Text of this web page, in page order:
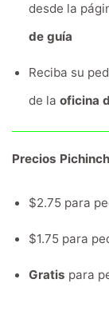
desde la
de guía
Reciba su
de la oficina
Precios
$2.75 para
$1.75 para
Gratis para